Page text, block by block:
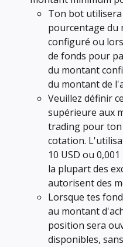
Ton bot
pourcentage du
configuré ou
de fonds pour
du montant
du montant de
Veuillez définir
supérieure aux
trading pour ton
cotation.
10 USD ou
la plupart des
autorisent des
Lorsque tes
au montant
position sera
disponibles,